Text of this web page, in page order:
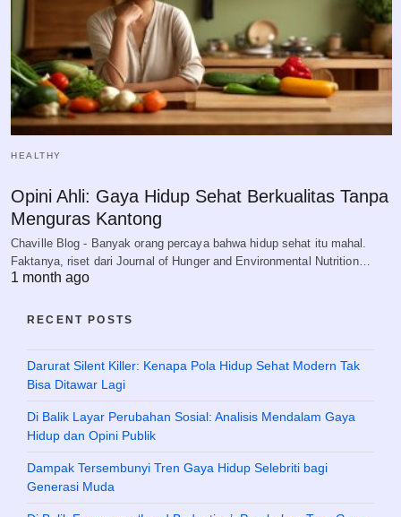
HEALTHY
Opini Ahli: Gaya Hidup Sehat Berkualitas Tanpa
Menguras Kantong
Chaville Blog - Banyak orang percaya bahwa hidup sehat itu mahal.
Faktanya, riset dari Journal of Hunger and Environmental Nutrition…
1 month ago
RECENT POSTS
Darurat Silent Killer: Kenapa Pola Hidup Sehat Modern Tak
Bisa Ditawar Lagi
Di Balik Layar Perubahan Sosial: Analisis Mendalam Gaya
Hidup dan Opini Publik
Dampak Tersembunyi Tren Gaya Hidup Selebriti bagi
Generasi Muda